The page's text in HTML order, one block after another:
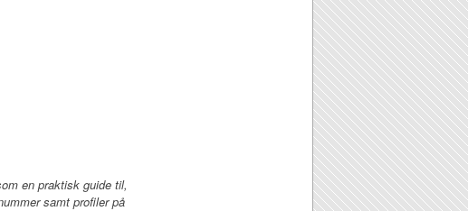
en praktisk guide til,
samt profiler på